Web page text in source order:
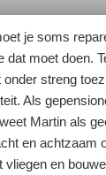
je soms
dat moet doen.
streng
Als
Martin als
en achtzaam
vliegen en